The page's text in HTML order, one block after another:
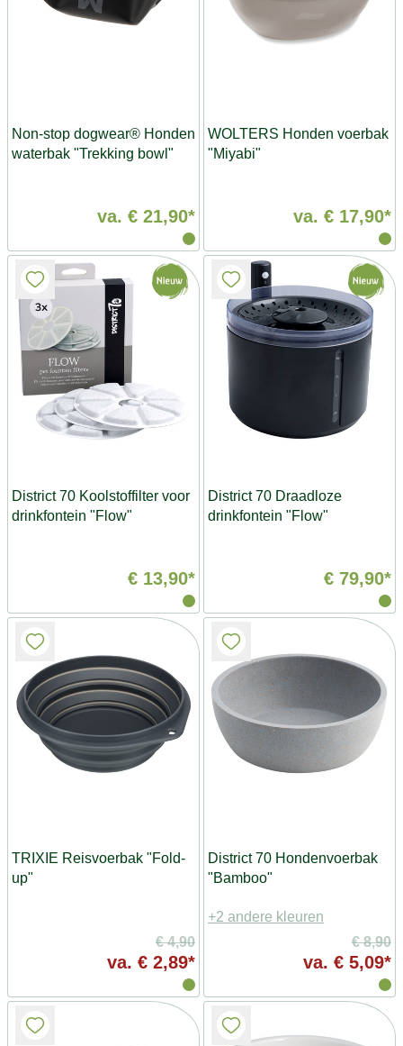
Non-stop dogwear® Honden
waterbak "Trekking bowl"
va. € 21,90*
WOLTERS Honden voerbak
"Miyabi"
va. € 17,90*
District 70 Koolstoffilter voor
drinkfontein "Flow"
€ 13,90*
District 70 Draadloze
drinkfontein "Flow"
€ 79,90*
TRIXIE Reisvoerbak "Fold-
up"
€ 4,90
va. € 2,89*
District 70 Hondenvoerbak
"Bamboo"
+2 andere kleuren
€ 8,90
va. € 5,09*